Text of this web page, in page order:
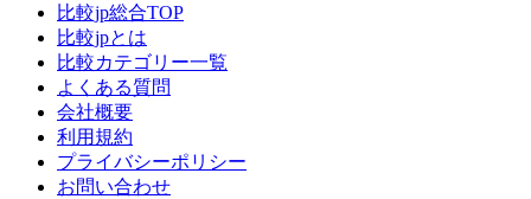
比較jp総合TOP
比較jpとは
比較カテゴリー一覧
よくある質問
会社概要
利用規約
プライバシーポリシー
お問い合わせ